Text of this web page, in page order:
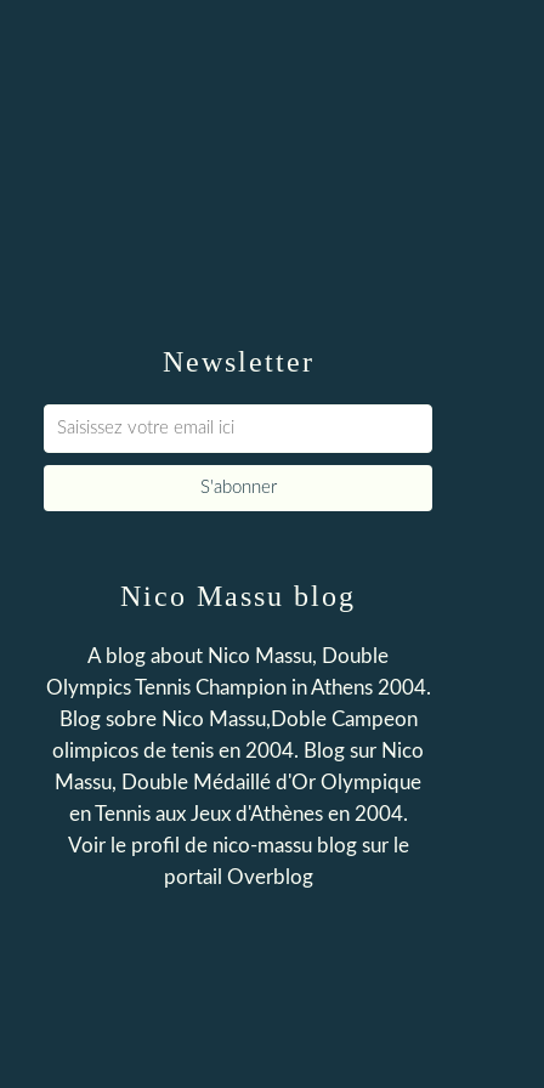
Newsletter
Nico Massu blog
A blog about Nico Massu, Double
Olympics Tennis Champion in Athens 2004.
Blog sobre Nico Massu,Doble Campeon
olimpicos de tenis en 2004. Blog sur Nico
Massu, Double Médaillé d'Or Olympique
en Tennis aux Jeux d'Athènes en 2004.
Voir le profil de nico-massu blogsur le
portail Overblog